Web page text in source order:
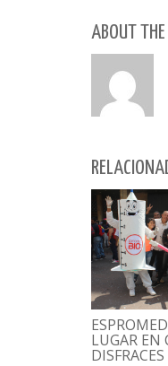
ABOUT
LUGAR EN